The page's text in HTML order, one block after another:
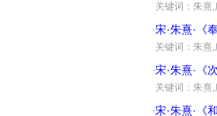
关键词：朱熹,
·宋·朱熹·《
关键词：朱熹,
·宋·朱熹·《
关键词：朱熹,
·宋·朱熹·《